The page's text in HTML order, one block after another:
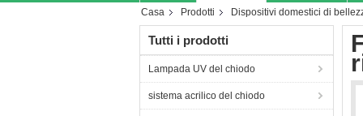
Casa Prodotti Dispositivi domestici di
Tutti i prodotti
Lampada UV del chiodo
sistema acrilico del chiodo